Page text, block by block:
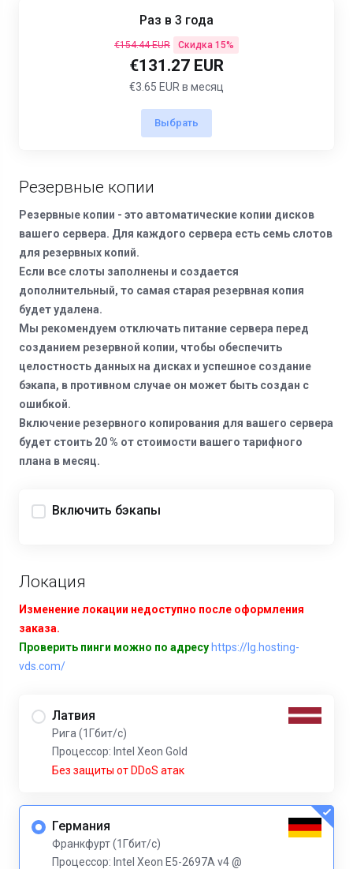
Раз в 3 года
€154.44 EUR Скидка 15%
€131.27 EUR
€3.65 EUR в месяц
Выбрать
Резервные копии
Резервные копии - это автоматические копии дисков
вашего сервера. Для каждого сервера есть семь слотов
для резервных копий.
Если все слоты заполнены и создается
дополнительный, то самая старая резервная копия
будет удалена.
Мы рекомендуем отключать питание сервера перед
созданием резервной копии, чтобы обеспечить
целостность данных на дисках и успешное создание
бэкапа, в противном случае он может быть создан с
ошибкой.
Включение резервного копирования для вашего сервера
будет стоить 20 % от стоимости вашего тарифного
плана в месяц.
Включить бэкапы
Локация
Изменение локации недоступно после оформления
заказа.
Проверить пинги можно по адресу https://lg.hosting-
vds.com/
Латвия
Рига (1Гбит/с)
Процессор: Intel Xeon Gold
Без защиты от DDoS атак
Германия
Франкфурт (1Гбит/с)
Процессор: Intel Xeon E5-2697A v4 @